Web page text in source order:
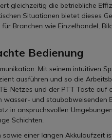
gleichzeitig die betriebliche
Situationen bietet dieses
Branchen wie Einzelhandel,
Bedienung
Mit seinem intuitiven
ausführen und so die
Netzes und der PTT-Taste auf
wasser- und staubabweisenden
in anspruchsvollen
Schichten.
einer langen Akkulaufzeit